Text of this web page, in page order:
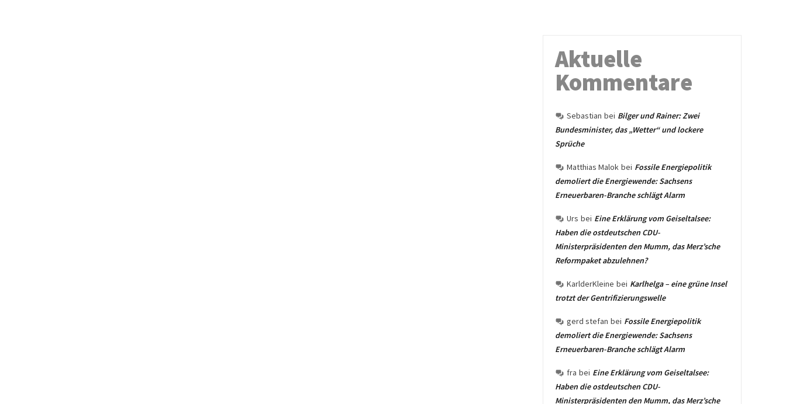
Aktuelle
Kommentare
Sebastian bei Bilger und Rainer: Zwei
Bundesminister, das „Wetter“ und lockere
Sprüche
Matthias Malok bei Fossile Energiepolitik
demoliert die Energiewende: Sachsens
Erneuerbaren-Branche schlägt Alarm
Urs bei Eine Erklärung vom Geiseltalsee:
Haben die ostdeutschen CDU-
Ministerpräsidenten den Mumm, das Merz’sche
Reformpaket abzulehnen?
KarlderKleine bei Karlhelga – eine grüne Insel
trotzt der Gentrifizierungswelle
gerd stefan bei Fossile Energiepolitik
demoliert die Energiewende: Sachsens
Erneuerbaren-Branche schlägt Alarm
fra bei Eine Erklärung vom Geiseltalsee:
Haben die ostdeutschen CDU-
Ministerpräsidenten den Mumm, das Merz’sche